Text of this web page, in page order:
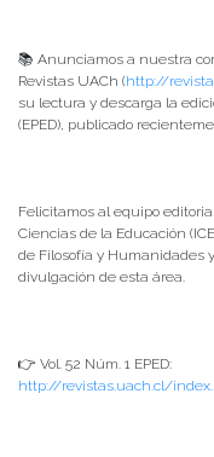
📚 Anunciamos a nuestra
Revistas UACh (http://
su lectura y descarga la
(EPED), publicado
Felicitamos al equipo
Ciencias de la Educación
de Filosofía y Humanidades
divulgación de esta área.
👉 Vol. 52 Núm. 1 EPED:
http://revistas.uach.cl/